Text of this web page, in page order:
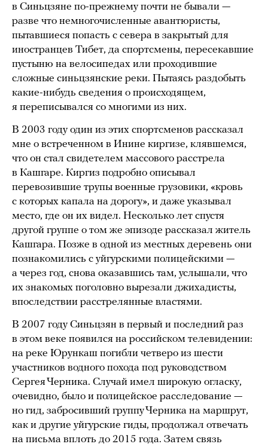
в Синьцзяне по-прежнему почти не бывали —
разве что немногочисленные авантюристы,
пытавшиеся попасть с севера в закрытый для
иностранцев Тибет, да спортсмены, пересекавшие
пустыню на велосипедах или проходившие
сложные синьцзянские реки. Пытаясь раздобыть
какие-нибудь сведения о происходящем,
я переписывался со многими из них.
В 2003 году один из этих спортсменов рассказал
мне о встреченном в Инине киргизе, клявшемся,
что он стал свидетелем массового расстрела
в Кашгаре. Киргиз подробно описывал
перевозившие трупы военные грузовики, «кровь
с которых капала на дорогу», и даже указывал
место, где он их видел. Несколько лет спустя
другой группе о том же эпизоде рассказал житель
Кашгара. Позже в одной из местных деревень они
познакомились с уйгурскими полицейскими —
а через год, снова оказавшись там, услышали, что
их знакомых поголовно вырезали джихадисты,
впоследствии расстрелянные властями.
В 2007 году Синьцзян в первый и последний раз
в этом веке появился на российском телевидении:
на реке Юрункаш погибли четверо из шести
участников водного похода под руководством
Сергея Черника. Случай имел широкую огласку,
очевидно, было и полицейское расследование —
но гид, забросивший группу Черника на маршрут,
как и другие уйгурские гиды, продолжал отвечать
на письма вплоть до 2015 года. Затем связь